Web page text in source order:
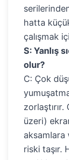
hatta
çalışmak
S: Yanlış
olur?
C: Çok
zorlaştırır.
üzeri)
aksamlara
riski taşır.